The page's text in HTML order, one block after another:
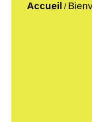
Accueil /